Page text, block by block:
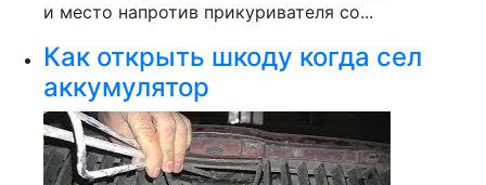
и место напротив прикуривателя со...
Как открыть шкоду когда сел
аккумулятор